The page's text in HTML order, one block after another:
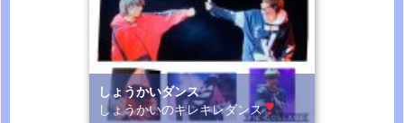
しょうかいダンス
しょうかいのキレキレダンス